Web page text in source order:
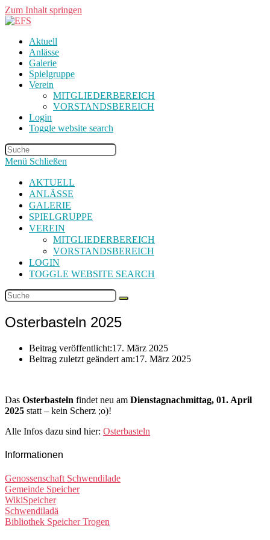
Zum Inhalt springen
Aktuell
Anlässe
Galerie
Spielgruppe
Verein
MITGLIEDERBEREICH
VORSTANDSBEREICH
Login
Toggle website search
Menü Schließen
AKTUELL
ANLÄSSE
GALERIE
SPIELGRUPPE
VEREIN
MITGLIEDERBEREICH
VORSTANDSBEREICH
LOGIN
TOGGLE WEBSITE SEARCH
Osterbasteln 2025
Beitrag veröffentlicht:17. März 2025
Beitrag zuletzt geändert am:17. März 2025
Das Osterbasteln findet neu am Dienstagnachmittag, 01. April
2025 statt – kein Scherz ;o)!
Alle Infos dazu sind hier: Osterbasteln
Informationen
Genossenschaft Schwendilade
Gemeinde Speicher
WikiSpeicher
Schwendiladä
Bibliothek Speicher Trogen